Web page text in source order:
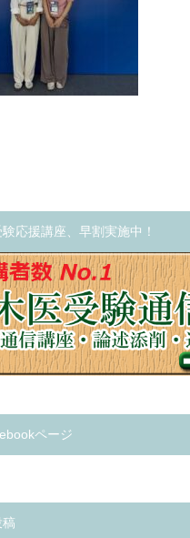
応援講座、早割実施中！
ページ